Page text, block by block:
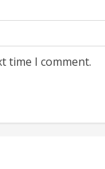
time I comment.